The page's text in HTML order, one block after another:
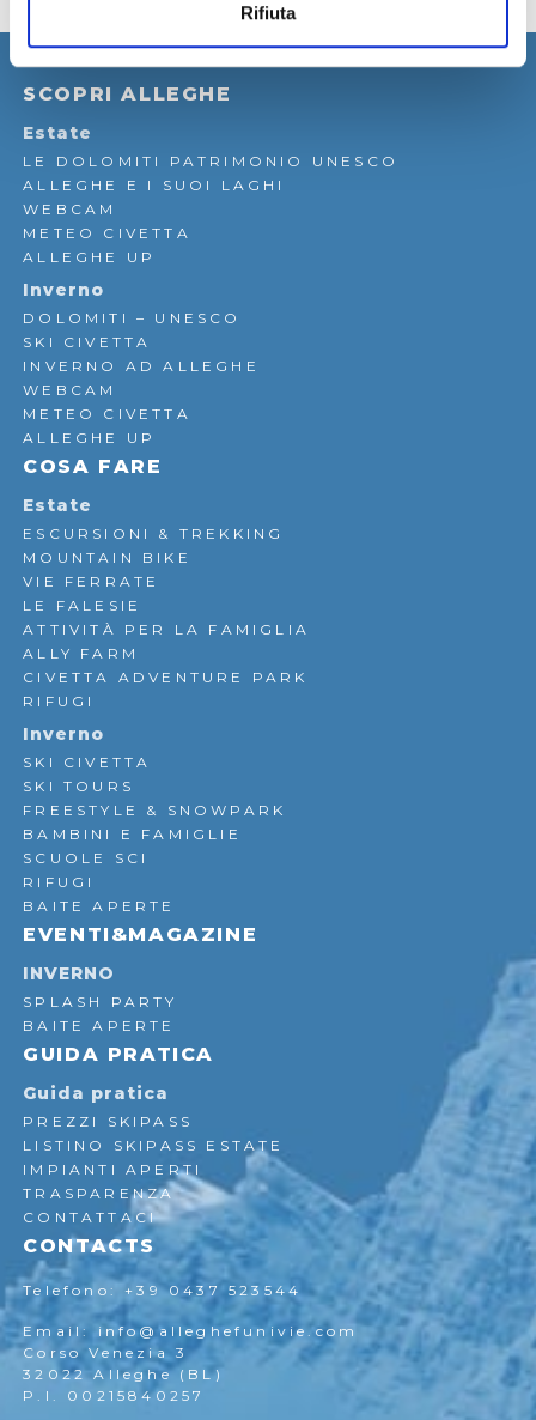
Rifiuta
SCOPRI ALLEGHE
Estate
LE DOLOMITI PATRIMONIO UNESCO
ALLEGHE E I SUOI LAGHI
WEBCAM
METEO CIVETTA
ALLEGHE UP
Inverno
DOLOMITI – UNESCO
SKI CIVETTA
INVERNO AD ALLEGHE
WEBCAM
METEO CIVETTA
ALLEGHE UP
COSA FARE
Estate
ESCURSIONI & TREKKING
MOUNTAIN BIKE
VIE FERRATE
LE FALESIE
ATTIVITÀ PER LA FAMIGLIA
ALLY FARM
CIVETTA ADVENTURE PARK
RIFUGI
Inverno
SKI CIVETTA
SKI TOURS
FREESTYLE & SNOWPARK
BAMBINI E FAMIGLIE
SCUOLE SCI
RIFUGI
BAITE APERTE
EVENTI&MAGAZINE
INVERNO
SPLASH PARTY
BAITE APERTE
GUIDA PRATICA
Guida pratica
PREZZI SKIPASS
LISTINO SKIPASS ESTATE
IMPIANTI APERTI
TRASPARENZA
CONTATTACI
CONTACTS
Telefono: +39 0437 523544
Email: info@alleghefunivie.com
Corso Venezia 3
32022 Alleghe (BL)
P.I. 00215840257